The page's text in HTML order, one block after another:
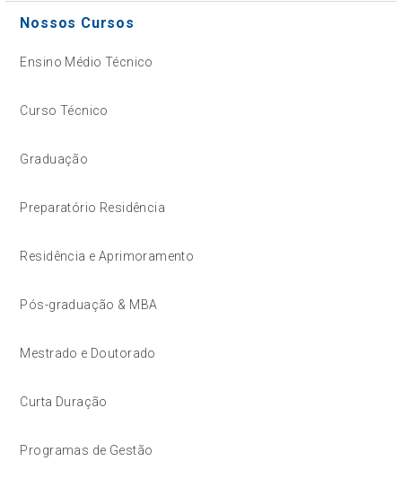
Nossos Cursos
Ensino Médio Técnico
Curso Técnico
Graduação
Preparatório Residência
Residência e Aprimoramento
Pós-graduação & MBA
Mestrado e Doutorado
Curta Duração
Programas de Gestão